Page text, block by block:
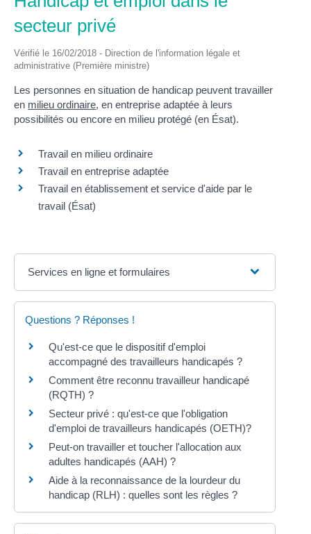
secteur privé
Vérifié le 16/02/2018 - Direction de l'information légale et
administrative (Première ministre)
Les personnes en situation de handicap peuvent travailler
en milieu ordinaire, en entreprise adaptée à leurs
possibilités ou encore en milieu protégé (en Ésat).
Travail en milieu ordinaire
Travail en entreprise adaptée
Travail en établissement et service d'aide par le
travail (Ésat)
Services en ligne et formulaires
Questions ? Réponses !
Qu'est-ce que le dispositif d'emploi
accompagné des travailleurs handicapés ?
Comment être reconnu travailleur handicapé
(RQTH) ?
Secteur privé : qu'est-ce que l'obligation
d'emploi de travailleurs handicapés (OETH)?
Peut-on travailler et toucher l'allocation aux
adultes handicapés (AAH) ?
Aide à la reconnaissance de la lourdeur du
handicap (RLH) : quelles sont les règles ?